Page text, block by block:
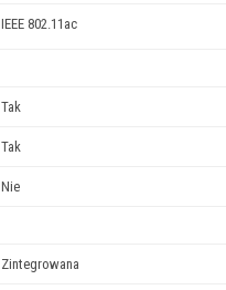
IEEE 802.11ac
Tak
Tak
Nie
Zintegrowana